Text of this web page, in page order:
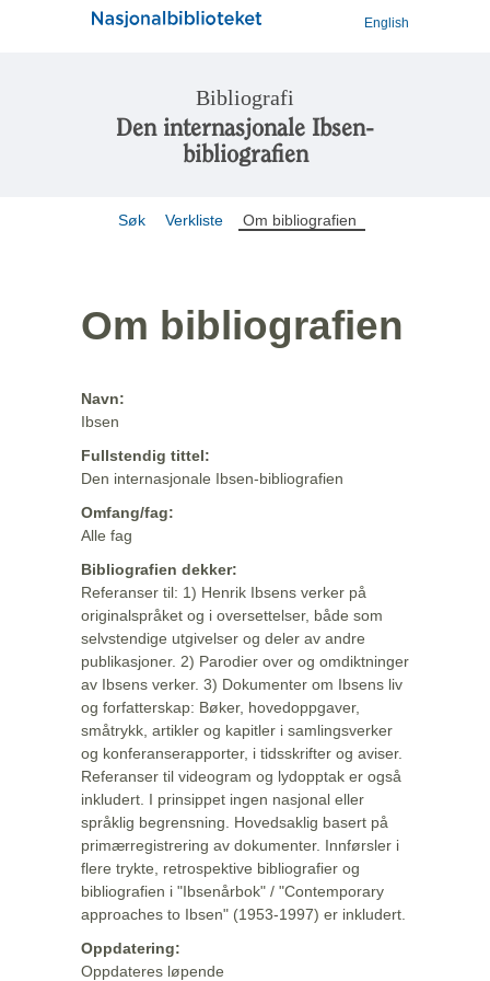
English
Bibliografi
Den internasjonale Ibsen-
bibliografien
Søk Verkliste Om bibliografien
Om bibliografien
Navn:
Ibsen
Fullstendig tittel:
Den internasjonale Ibsen-bibliografien
Omfang/fag:
Alle fag
Bibliografien dekker:
Referanser til: 1) Henrik Ibsens verker på
originalspråket og i oversettelser, både som
selvstendige utgivelser og deler av andre
publikasjoner. 2) Parodier over og omdiktninger
av Ibsens verker. 3) Dokumenter om Ibsens liv
og forfatterskap: Bøker, hovedoppgaver,
småtrykk, artikler og kapitler i samlingsverker
og konferanserapporter, i tidsskrifter og aviser.
Referanser til videogram og lydopptak er også
inkludert. I prinsippet ingen nasjonal eller
språklig begrensning. Hovedsaklig basert på
primærregistrering av dokumenter. Innførsler i
flere trykte, retrospektive bibliografier og
bibliografien i "Ibsenårbok" / "Contemporary
approaches to Ibsen" (1953-1997) er inkludert.
Oppdatering:
Oppdateres løpende